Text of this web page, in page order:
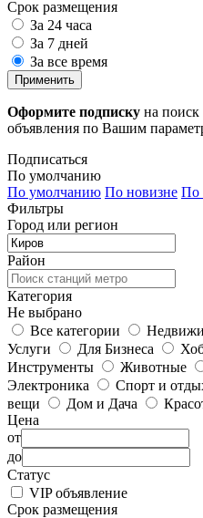
Срок размещения
За 24 часа
За 7 дней
За все время
Применить
Оформите подписку на
объявления по Вашим
Подписаться
По умолчанию
По умолчанию По новизне По
Фильтры
Город или регион
Район
Категория
Не выбрано
Все категории
Услуги
Для Бизнеса
Инструменты
Животные
Электроника
Спорт и
вещи
Дом и Дача
Цена
от
до
Статус
VIP объявление
Срок размещения